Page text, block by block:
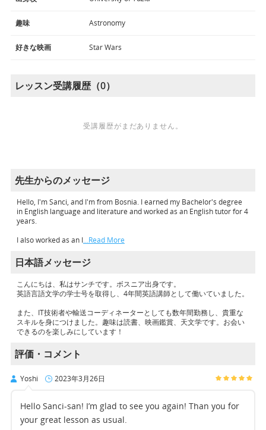
趣味 Astronomy
好きな映画 Star Wars
レッスン受講履歴（0）
受講履歴がまだありません。
先生からのメッセージ
Hello, I'm Sanci, and I'm from Bosnia. I earned my Bachelor's degree
in English language and literature and worked as an English tutor for 4
years.
I also worked as an I…Read More
日本語メッセージ
こんにちは、私はサンチです。ボスニア出身です。
英語言語文学の学士号を取得し、4年間英語講師として働いていました。
また、IT技術者や輸送コーディネーターとしても数年間勤務し、貴重な
スキルを身につけました。趣味は読書、映画鑑賞、天文学です。お会い
できるのを楽しみにしています！
評価・コメント
Yoshi 2023年3月26日
Hello Sanci-san! I’m glad to see you again! Than you for
your great lesson as usual.